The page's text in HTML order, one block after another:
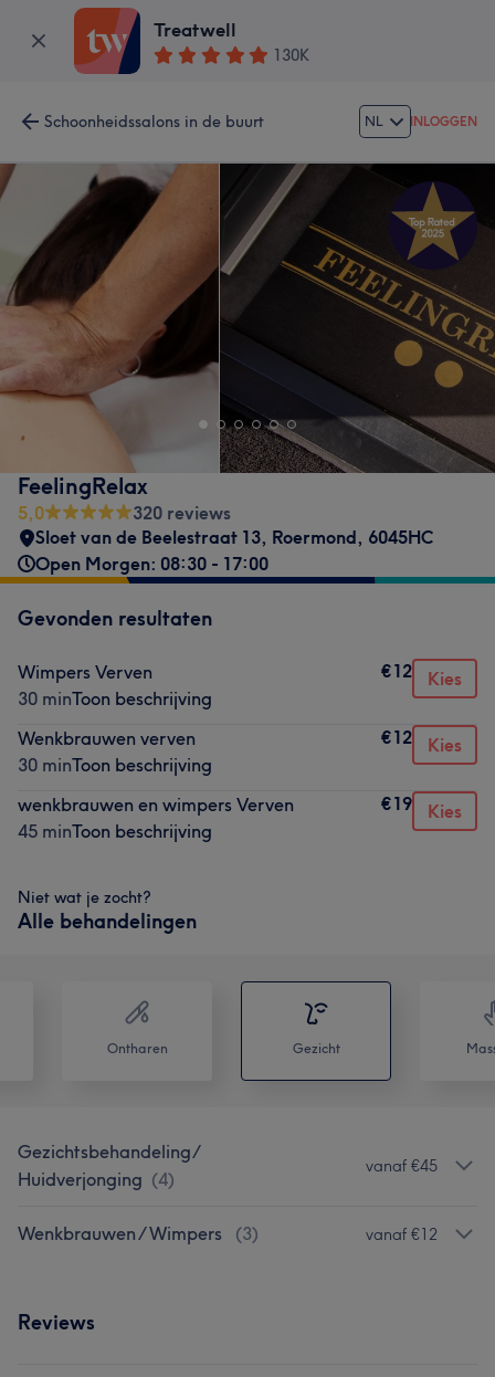
Treatwell
130K
Schoonheidssalons in de buurt NL INLOGGEN
FeelingRelax
5,0
320 reviews
Sloet van de Beelestraat 13, Roermond, 6045HC
Open Morgen: 08:30 - 17:00
Gevonden resultaten
Wimpers Verven
30 minToon beschrijving
€12 Kies
Wenkbrauwen verven
30 minToon beschrijving
€12 Kies
wenkbrauwen en wimpers Verven
45 minToon beschrijving
€19 Kies
Niet wat je zocht?
Alle behandelingen
Ontharen Gezicht
Gezichtsbehandeling/
Huidverjonging (4)
vanaf €45
Wenkbrauwen / Wimpers (3) vanaf €12
Reviews